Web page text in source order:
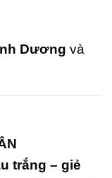
Dương và
trắng – giẻ